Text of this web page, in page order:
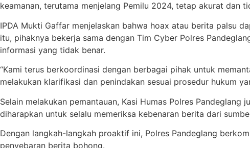
keamanan, terutama menjelang Pemilu 2024, tetap akurat dan
IPDA Mukti Gaffar menjelaskan bahwa hoax atau berita palsu
itu, pihaknya bekerja sama dengan Tim Cyber Polres
informasi yang tidak benar.
“Kami terus berkoordinasi dengan berbagai pihak untuk
melakukan klarifikasi dan penindakan sesuai prosedur hukum
Selain melakukan pemantauan, Kasi Humas Polres
diharapkan untuk selalu memeriksa kebenaran berita dari
Dengan langkah-langkah proaktif ini, Polres Pandeglang
penyebaran berita bohong.